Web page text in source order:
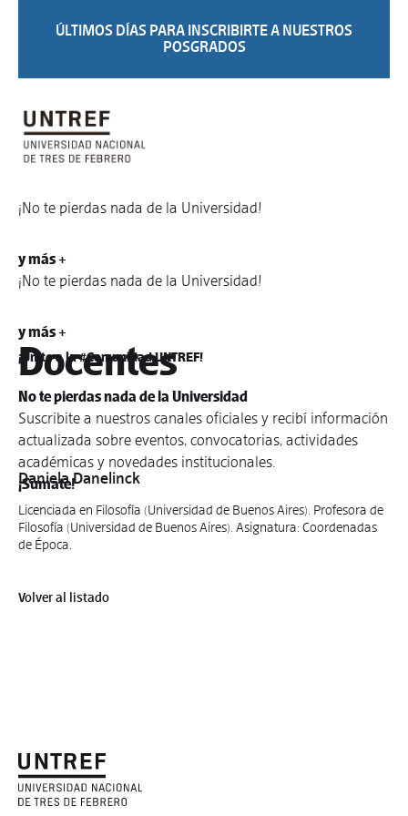
ÚLTIMOS DÍAS PARA INSCRIBIRTE A NUESTROS
POSGRADOS
¡No te pierdas nada de la Universidad!
y más +
¡No te pierdas nada de la Universidad!
y más +
¡Unite a la #Comunidad UNTREF!
No te pierdas nada de la Universidad
Suscribite a nuestros canales oficiales y recibí información
actualizada sobre eventos, convocatorias, actividades
académicas y novedades institucionales.
¡Sumate!
Docentes
Daniela Danelinck
Licenciada en Filosofía (Universidad de Buenos Aires). Profesora de
Filosofía (Universidad de Buenos Aires). Asignatura: Coordenadas
de Época.
Volver al listado